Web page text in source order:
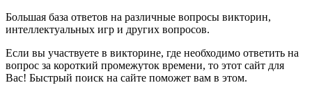
Большая база ответов на различные вопросы викторин,
интеллектуальных игр и других вопросов.
Если вы участвуете в викторине, где необходимо ответить на
вопрос за короткий промежуток времени, то этот сайт для
Вас! Быстрый поиск на сайте поможет вам в этом.